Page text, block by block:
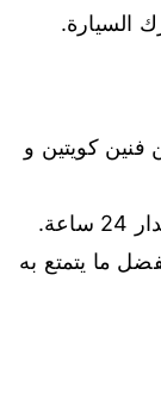
السيارة.
كويتين و
ما يتمتع به